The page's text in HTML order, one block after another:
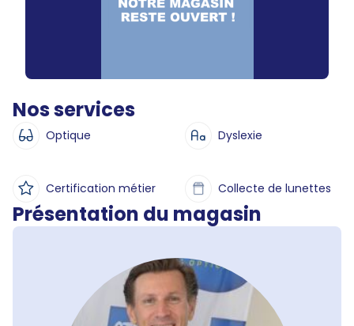
Nos services
Optique Dyslexie
Certification métier Collecte de lunettes
Présentation du magasin